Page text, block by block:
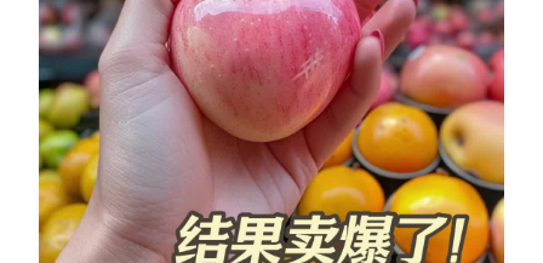
新零售私享会 门店经营增长公开课
AllValue 战略合作
增长产品指南
智库 产品场景库
产品更新动态 帮助中心